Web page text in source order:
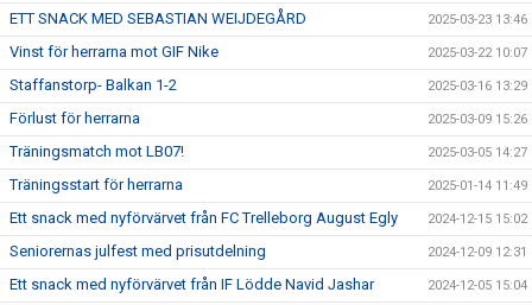
ETT SNACK MED SEBASTIAN WEIJDEGÅRD 2025-03-23 13:46
Vinst för herrarna mot GIF Nike 2025-03-22 10:07
Staffanstorp- Balkan 1-2 2025-03-16 13:29
Förlust för herrarna 2025-03-09 15:26
Träningsmatch mot LB07! 2025-03-05 14:27
Träningsstart för herrarna 2025-01-14 11:49
Ett snack med nyförvärvet från FC Trelleborg August Egly 2024-12-15 15:02
Seniorernas julfest med prisutdelning 2024-12-09 12:31
Ett snack med nyförvärvet från IF Lödde Navid Jashar 2024-12-05 15:04